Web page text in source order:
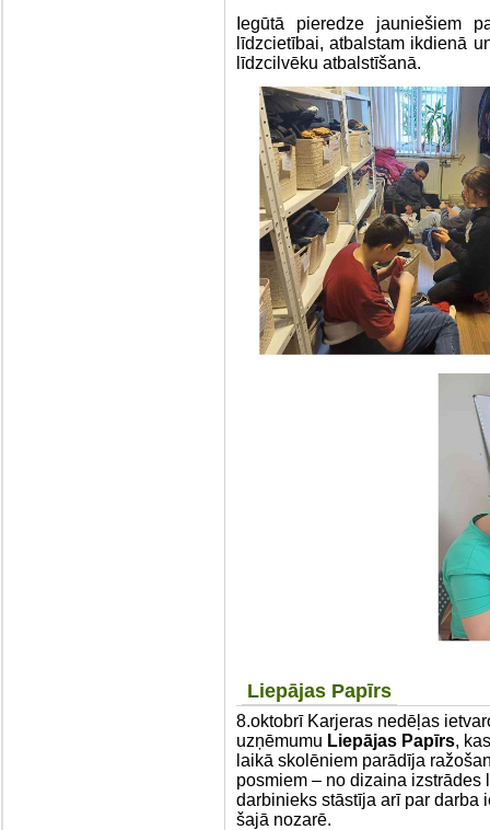
Iegūtā pieredze jauniešiem
līdzcietībai, atbalstam ikdienā
līdzcilvēku atbalstīšanā.
Liepājas Papīrs
8.oktobrī Karjeras nedēļas
uzņēmumu Liepājas Papīrs,
laikā skolēniem parādīja
posmiem – no dizaina izstrādes
darbinieks stāstīja arī par darba
šajā nozarē.